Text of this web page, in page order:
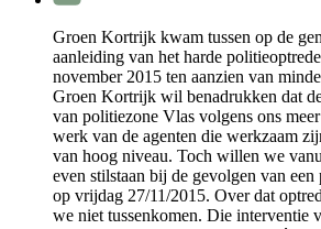
Groen Kortrijk kwam tussen op de
aanleiding van het harde
november 2015 ten aanzien van
Groen Kortrijk wil benadrukken dat
van politiezone Vlas volgens ons
werk van de agenten die werkzaam
van hoog niveau. Toch willen we
even stilstaan bij de gevolgen van
op vrijdag 27/11/2015. Over dat
we niet tussenkomen. Die interventie